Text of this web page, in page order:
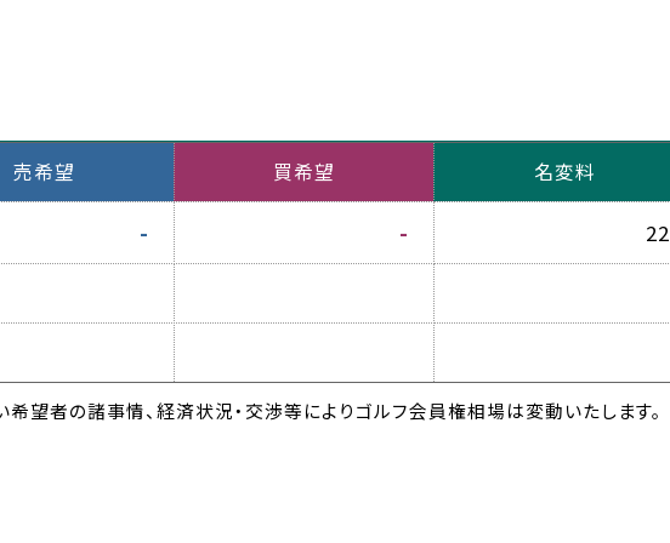
売希望 買希望 名変料
- - 22
望者の諸事情、経済状況・交渉等によりゴルフ会員権相場は変動いたします。